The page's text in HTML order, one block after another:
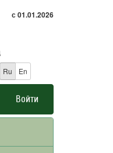
с 01.01.2026
Ru
En
Войти